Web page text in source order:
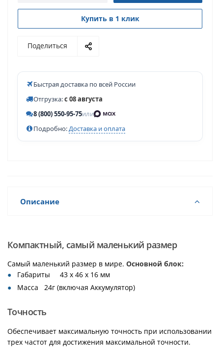
Купить в 1 клик
Поделиться
Быстрая доставка по всей России
Отгрузка:с 08 августа
8 (800) 550-95-75или
Подробно:Доставка и оплата
Описание
Компактный, самый маленький размер
Самый маленький размер в мире. Основной блок:
Габариты 43 х 46 х 16 мм
Масса 24г (включая Аккумулятор)
Точность
Обеспечивает максимальную точность при использовании
трех частот для достижения максимальной точности.